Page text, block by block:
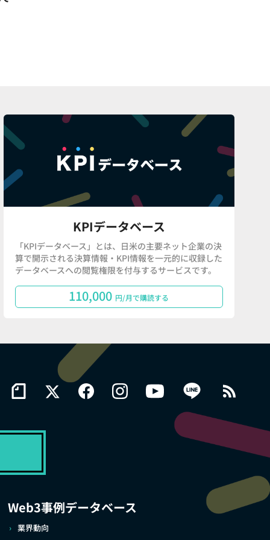
KPIデータベース
「KPIデータベース」とは、日米の主要ネット企業の決
算で開示される決算情報・KPI情報を一元的に収録した
データベースへの閲覧権限を付与するサービスです。
110,000 円/月で購読する
Web3事例データベース
業界動向